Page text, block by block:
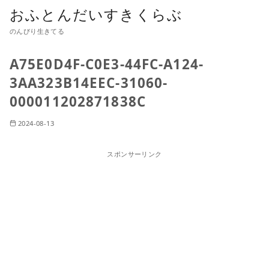
おふとんだいすきくらぶ
のんびり生きてる
A75E0D4F-C0E3-44FC-A124-
3AA323B14EEC-31060-
000011202871838C
2024-08-13
スポンサーリンク